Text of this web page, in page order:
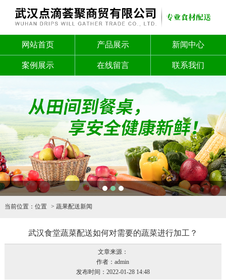
网站首页 产品展示 新闻中心
案例展示 在线留言 联系我们
1 2
3
当前位置： 位置 蔬果配送新闻
武汉食堂蔬菜配送如何对需要的蔬菜进行加工？
文章来源：
作者：admin
发布时间：2022-01-28 14:48